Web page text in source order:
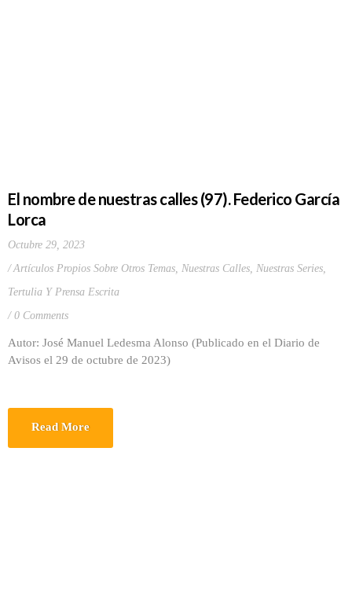
El nombre de nuestras calles (97). Federico García
Lorca
Octubre 29, 2023
Artículos Propios Sobre Otros Temas, Nuestras Calles, Nuestras Series,
Tertulia Y Prensa Escrita
0 Comments
Autor: José Manuel Ledesma Alonso (Publicado en el Diario de
Avisos el 29 de octubre de 2023)
Read More